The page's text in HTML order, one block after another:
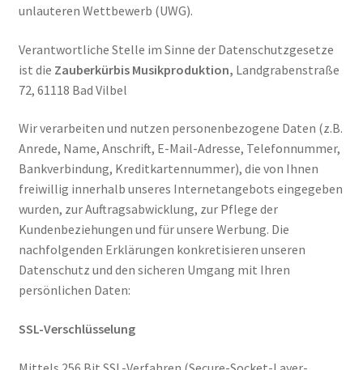
unlauteren Wettbewerb (UWG).
Verantwortliche Stelle im Sinne der Datenschutzgesetze
ist die Zauberkürbis Musikproduktion, Landgrabenstraße
72, 61118 Bad Vilbel
Wir verarbeiten und nutzen personenbezogene Daten (z.B.
Anrede, Name, Anschrift, E-Mail-Adresse, Telefonnummer,
Bankverbindung, Kreditkartennummer), die von Ihnen
freiwillig innerhalb unseres Internetangebots eingegeben
wurden, zur Auftragsabwicklung, zur Pflege der
Kundenbeziehungen und für unsere Werbung. Die
nachfolgenden Erklärungen konkretisieren unseren
Datenschutz und den sicheren Umgang mit Ihren
persönlichen Daten:
SSL-Verschlüsselung